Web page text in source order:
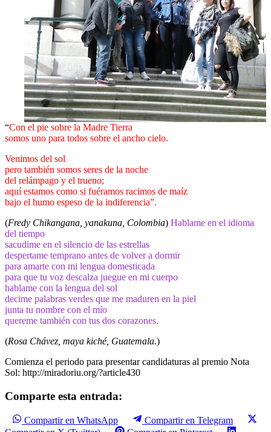
“Con el pie sobre la Madre Tierra
somos uno para todos sobre el ancho cielo.
Venimos del sol
pero también somos seres de la noche
del relámpago y el trueno;
aquí estamos como si fuéramos racimos de maíz
bajo el humo espeso de la indiferencia”.
(Fredy Chikangana, yanakuna, Colombia) Hablame en el idioma
del tiempo
sacudime en el silencio de las estrellas
despertame temprano antes de volver a dormir
para amarte con mi lengua domesticada
para que tu voz descalza juegue en mi cuerpo
hablame con la lengua del sol
decime palabras verdes que me maduren en la piel
junta tu nombre con el mío
quereme también con tus dos corazones.
(Rosa Chávez, maya kiché, Guatemala.)
Comienza el periodo para presentar candidaturas al premio Nota
Sol: http://miradoriu.org/?article430
Comparte esta entrada:
Compartir en WhatsApp
Compartir en Telegram